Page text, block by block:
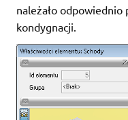
należało odpowiednio
kondygnacji.